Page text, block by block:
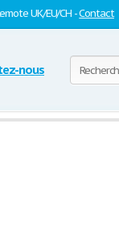
UK/EU/CH -Contact
nous